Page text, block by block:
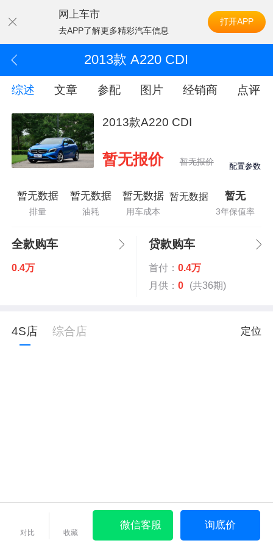
网上车市
去APP了解更多精彩汽车信息
打开APP
2013款 A220 CDI
综述 文章 参配 图片 经销商 点评
2013款A220 CDI
暂无报价 暂无报价 配置参数
暂无数据
排量
暂无数据
油耗
暂无数据
用车成本
暂无数据 暂无
3年保值率
全款购车
0.4万
贷款购车
首付： 0.4万
月供： 0 (共36期)
4S店 综合店 定位
对比 收藏
微信客服 询底价